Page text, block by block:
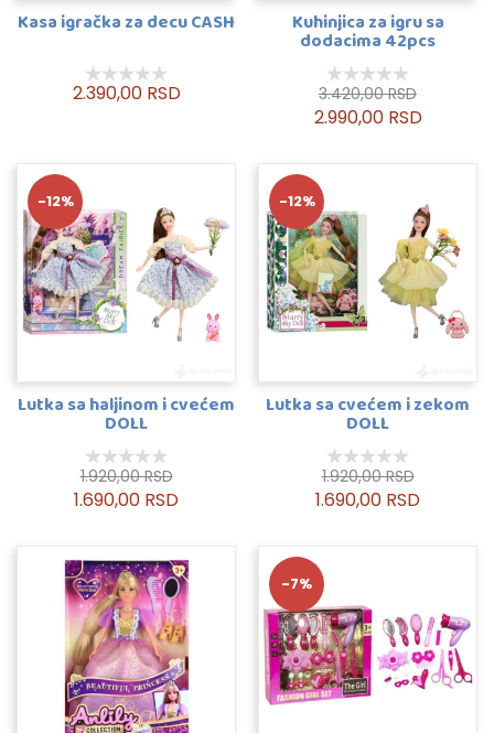
Kasa igračka za decu CASH
2.390,00 RSD
Kuhinjica za igru sa
dodacima 42pcs
3.420,00 RSD
2.990,00 RSD
-12%
Lutka sa haljinom i cvećem
DOLL
1.920,00 RSD
1.690,00 RSD
-12%
Lutka sa cvećem i zekom
DOLL
1.920,00 RSD
1.690,00 RSD
-7%